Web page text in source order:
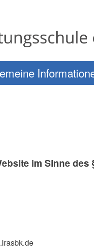
im Sinne des